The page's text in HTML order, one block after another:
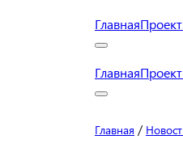
Главная
Главная
Главная /